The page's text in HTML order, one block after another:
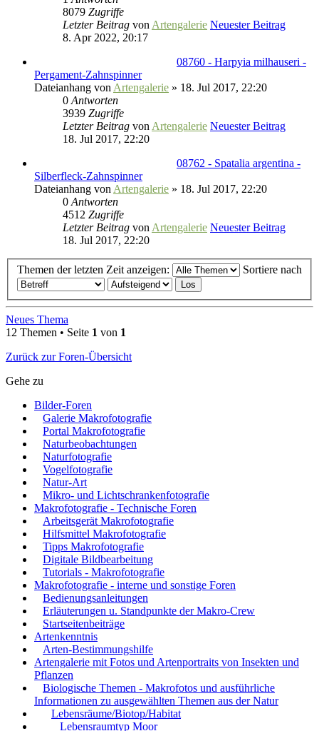
8079 Zugriffe
Letzter Beitrag von Artengalerie Neuester Beitrag
8. Apr 2022, 20:17
08760 - Harpyia milhauseri -
Pergament-Zahnspinner
Dateianhang von Artengalerie » 18. Jul 2017, 22:20
0 Antworten
3939 Zugriffe
Letzter Beitrag von Artengalerie Neuester Beitrag
18. Jul 2017, 22:20
08762 - Spatalia argentina -
Silberfleck-Zahnspinner
Dateianhang von Artengalerie » 18. Jul 2017, 22:20
0 Antworten
4512 Zugriffe
Letzter Beitrag von Artengalerie Neuester Beitrag
18. Jul 2017, 22:20
Themen der letzten Zeit anzeigen: Sortiere nach
Neues Thema
12 Themen • Seite 1 von 1
Zurück zur Foren-Übersicht
Gehe zu
Bilder-Foren
Galerie Makrofotografie
Portal Makrofotografie
Naturbeobachtungen
Naturfotografie
Vogelfotografie
Natur-Art
Mikro- und Lichtschrankenfotografie
Makrofotografie - Technische Foren
Arbeitsgerät Makrofotografie
Hilfsmittel Makrofotografie
Tipps Makrofotografie
Digitale Bildbearbeitung
Tutorials - Makrofotografie
Makrofotografie - interne und sonstige Foren
Bedienungsanleitungen
Erläuterungen u. Standpunkte der Makro-Crew
Startseitenbeiträge
Artenkenntnis
Arten-Bestimmungshilfe
Artengalerie mit Fotos und Artenportraits von Insekten und
Pflanzen
Biologische Themen - Makrofotos und ausführliche
Informationen zu ausgewählten Themen aus der Natur
Lebensräume/Biotop/Habitat
Lebensraumtyp Moor